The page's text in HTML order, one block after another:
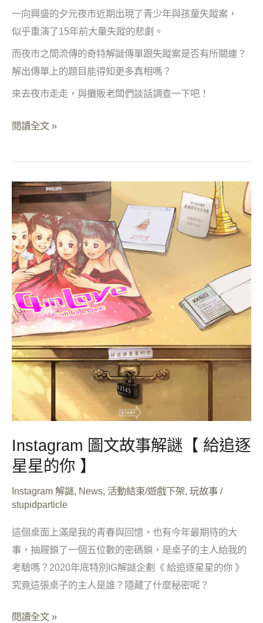
一向興盛的夕元夜市近期出現了青少年與孩童失蹤案，
似乎重演了15年前大量失蹤的悲劇。
而夜市之間流傳的奇特解謎傳單跟失蹤案是否有所關連？
解出傳單上的題目能得知更多真相嗎？
來去夜市走走，與攤販老闆們談話調查一下吧！
閱讀全文 »
Instagram 圖文故事解謎【 給追逐
星星的你 】
Instagram 解謎, News, 活動結束/遊戲下架, 玩故事 /
stupidparticle
這個桌面上滿是我的青春與回憶，也有今年最期待的大
事，抽屜鎖了一個五位數的密碼鎖，是桌子的主人給我的
考驗嗎？2020年底特別IG解謎企劃《 給追逐星星的你 》
究竟這張桌子的主人是誰？隱藏了什麼秘密呢？
Instagram
圖
文
故
事
解
謎
【
給
追
逐
的
】
閱讀全文 »